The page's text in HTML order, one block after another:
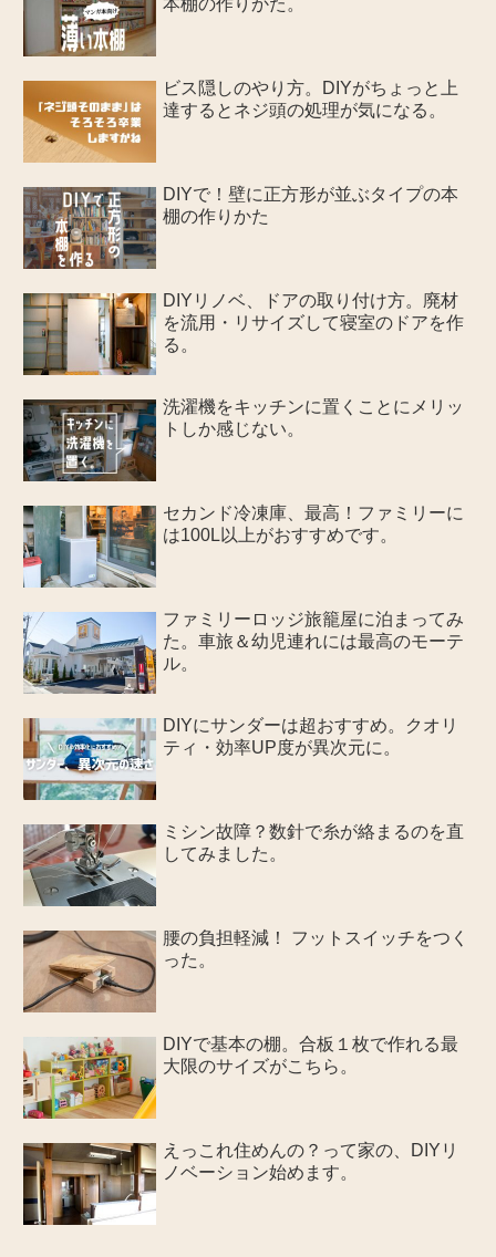
ビス隠しのやり方。DIYがちょっと上
達するとネジ頭の処理が気になる。
DIYで！壁に正方形が並ぶタイプの本
棚の作りかた
DIYリノベ、ドアの取り付け方。廃材
を流用・リサイズして寝室のドアを作
る。
洗濯機をキッチンに置くことにメリッ
トしか感じない。
セカンド冷凍庫、最高！ファミリーに
は100L以上がおすすめです。
ファミリーロッジ旅籠屋に泊まってみ
た。車旅＆幼児連れには最高のモーテ
ル。
DIYにサンダーは超おすすめ。クオリ
ティ・効率UP度が異次元に。
ミシン故障？数針で糸が絡まるのを直
してみました。
腰の負担軽減！ フットスイッチをつく
った。
DIYで基本の棚。合板１枚で作れる最
大限のサイズがこちら。
えっこれ住めんの？って家の、DIYリ
ノベーション始めます。